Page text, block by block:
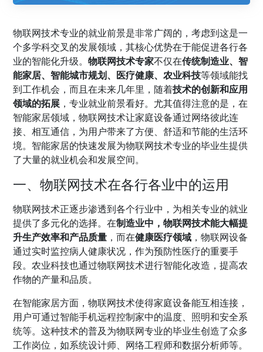
物联网技术专业的就业前景是非常广阔的，考虑到这是一
个多学科交叉的发展领域，其核心优势在于能促进各行各
业的智能化升级。物联网技术专家不仅在传统制造业、智
能家居、智能城市规划、医疗健康、农业科技等领域能找
到工作机会，而且在未来几年里，随着技术的创新和应用
领域的拓展 ，专业就业前景看好。尤其值得注意的是，在
智能家居领域，物联网技术让家庭设备通过网络彼此连
接、相互通信，为用户带来了方便、舒适和节能的生活环
境。智能家居的快速发展为物联网技术专业的毕业生提供
了大量的就业机会和发展空间。
一、物联网技术在各行各业中的运用
物联网技术正逐步渗透到各个行业中，为相关专业的就业
提供了多元化的选择。在制造业中，物联网技术能大幅提
升生产效率和产品质量 ，而在健康医疗领域 ，物联网设备
通过实时监控病人健康状况，作为预防性医疗的重要手
段。农业科技也通过物联网技术进行智能化改造，提高农
作物的产量和品质。
在智能家居方面，物联网技术使得家庭设备能互相连接，
用户可通过智能手机远程控制家中的温度、照明和安全系
统等。这种技术的普及为物联网专业的毕业生创造了众多
工作岗位，如系统设计师、网络工程师和数据分析师等。